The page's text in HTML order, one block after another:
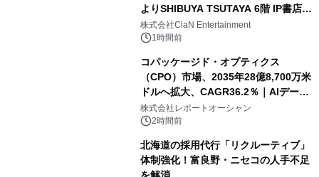
よりSHIBUYA TSUTAYA 6階 IP書店で
開催決定！！
株式会社ClaN Entertainment
1時間前
コパッケージド・オプティクス
（CPO）市場、2035年28億8,700万米
ドルへ拡大、CAGR36.2％｜AIデータ
センター・高速光通信需要が成長を加
速
株式会社レポートオーシャン
2時間前
北海道の採用代行「リクルーティブ」
体制強化！富良野・ニセコの人手不足